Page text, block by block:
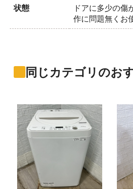
状態
ドアに多少の傷
作に問題無くお
同じカテゴリのお